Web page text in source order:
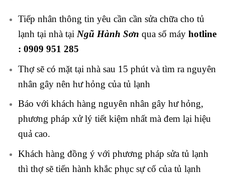
Tiếp nhân thông tin yêu cần cần sửa chữa cho tủ
lạnh tại nhà tại Ngũ Hành Sơn qua số máy hotline
: 0909 951 285
Thợ sẽ có mặt tại nhà sau 15 phút và tìm ra nguyên
nhân gây nên hư hỏng của tủ lạnh
Báo với khách hàng nguyên nhân gây hư hỏng,
phương pháp xử lý tiết kiệm nhất mà đem lại hiệu
quả cao.
Khách hàng đồng ý với phương pháp sửa tủ lạnh
thì thợ sẽ tiến hành khắc phục sự cố của tủ lạnh